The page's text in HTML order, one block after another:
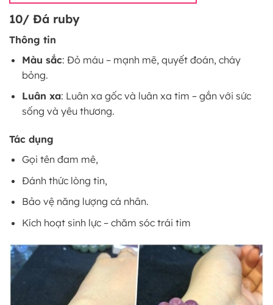
10/ Đá ruby
Thông tin
Màu sắc: Đỏ máu – mạnh mẽ, quyết đoán, cháy
bỏng.
Luân xa: Luân xa gốc và luân xa tim – gắn với sức
sống và yêu thương.
Tác dụng
Gọi tên đam mê,
Đánh thức lòng tin,
Bảo vệ năng lượng cá nhân.
Kích hoạt sinh lực – chăm sóc trái tim